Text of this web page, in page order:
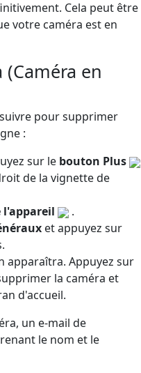
Cela peut être
votre caméra est en
en
pour supprimer
:
sur le bouton Plus
de la vignette de
l'appareil
.
et appuyez sur
apparaîtra. Appuyez sur
la caméra et
d'accueil.
un e-mail de
le nom et le